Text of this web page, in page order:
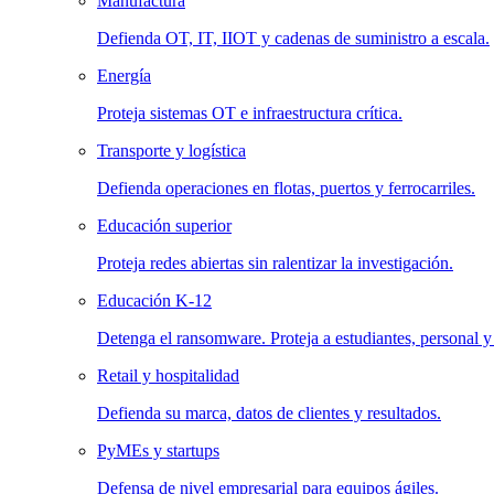
Defienda OT, IT, IIOT y cadenas de suministro a escala.
Energía
Proteja sistemas OT e infraestructura crítica.
Transporte y logística
Defienda operaciones en flotas, puertos y ferrocarriles.
Educación superior
Proteja redes abiertas sin ralentizar la investigación.
Educación K-12
Detenga el ransomware. Proteja a estudiantes, personal y
Retail y hospitalidad
Defienda su marca, datos de clientes y resultados.
PyMEs y startups
Defensa de nivel empresarial para equipos ágiles.